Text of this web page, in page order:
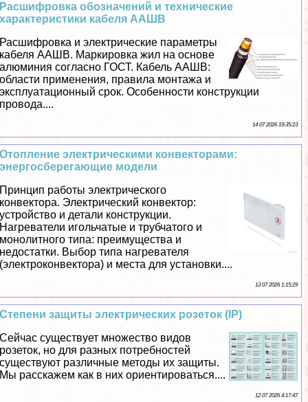
Расшифровка обозначений и технические
хаpaктеристики кабеля ААШВ
Расшифровка и электрические параметры
кабеля ААШВ. Маркировка жил на основе
алюминия согласно ГОСТ. Кабель ААШВ:
области применения, правила монтажа и
эксплуатационный срок. Особенности конструкции
провода....
14 07 2026 19:35:23
Отопление электрическими конвекторами:
энергосберегающие модели
Принцип работы электрического
конвектора. Электрический конвектор:
устройство и детали конструкции.
Нагреватели игольчатые и трубчатого и
монолитного типа: преимущества и
недостатки. Выбор типа нагревателя
(электроконвектора) и места для установки....
13 07 2026 1:15:29
Степени защиты электрических розеток (IP)
Сейчас существует множество видов
розеток, но для разных потребностей
существуют различные методы их защиты.
Мы расскажем как в них ориентироваться....
12 07 2026 4:17:47